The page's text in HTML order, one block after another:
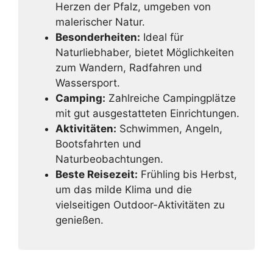
Herzen der Pfalz, umgeben von
malerischer Natur.
Besonderheiten: Ideal für
Naturliebhaber, bietet Möglichkeiten
zum Wandern, Radfahren und
Wassersport.
Camping: Zahlreiche Campingplätze
mit gut ausgestatteten Einrichtungen.
Aktivitäten: Schwimmen, Angeln,
Bootsfahrten und
Naturbeobachtungen.
Beste Reisezeit: Frühling bis Herbst,
um das milde Klima und die
vielseitigen Outdoor-Aktivitäten zu
genießen.